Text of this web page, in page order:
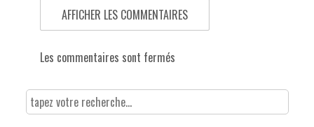
AFFICHER LES COMMENTAIRES
Les commentaires sont fermés